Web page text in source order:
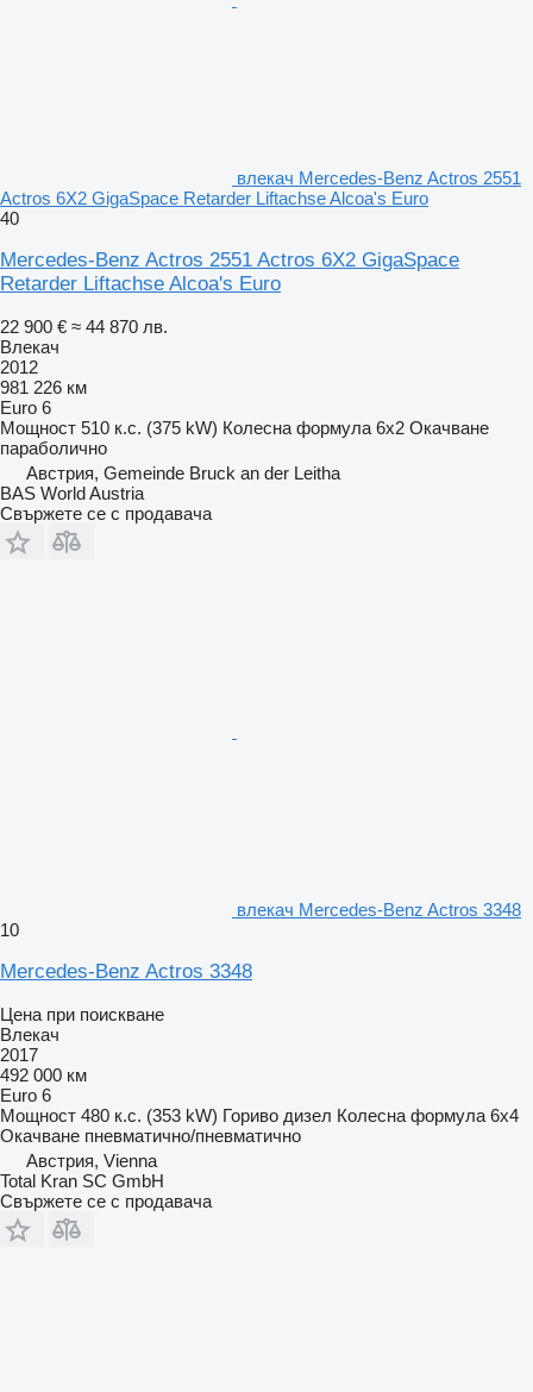
влекач Mercedes-Benz Actros 2551
Actros 6X2 GigaSpace Retarder Liftachse Alcoa's Euro
40
Mercedes-Benz Actros 2551 Actros 6X2 GigaSpace
Retarder Liftachse Alcoa's Euro
22 900 € ≈ 44 870 лв.
Влекач
2012
981 226 км
Euro 6
Мощност 510 к.с. (375 kW) Колесна формула 6x2 Окачване
параболично
Австрия, Gemeinde Bruck an der Leitha
BAS World Austria
Свържете се с продавача
влекач Mercedes-Benz Actros 3348
10
Mercedes-Benz Actros 3348
Цена при поискване
Влекач
2017
492 000 км
Euro 6
Мощност 480 к.с. (353 kW) Гориво дизел Колесна формула 6x4
Окачване пневматично/пневматично
Австрия, Vienna
Total Kran SC GmbH
Свържете се с продавача